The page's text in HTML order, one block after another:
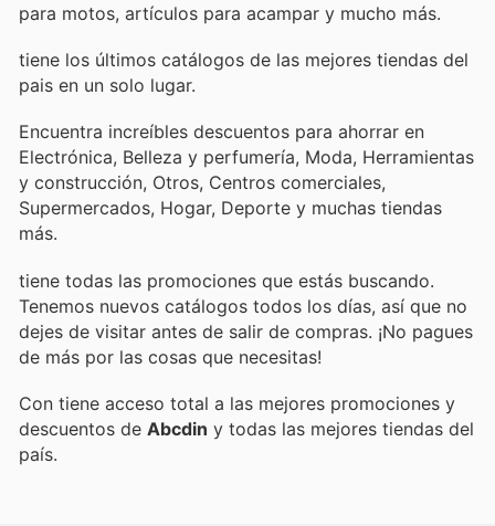
para motos, artículos para acampar y mucho más.
tiene los últimos catálogos de las mejores tiendas del
pais en un solo lugar.
Encuentra increíbles descuentos para ahorrar en
Electrónica, Belleza y perfumería, Moda, Herramientas
y construcción, Otros, Centros comerciales,
Supermercados, Hogar, Deporte y muchas tiendas
más.
tiene todas las promociones que estás buscando.
Tenemos nuevos catálogos todos los días, así que no
dejes de visitar antes de salir de compras. ¡No pagues
de más por las cosas que necesitas!
Con tiene acceso total a las mejores promociones y
descuentos de Abcdin y todas las mejores tiendas del
país.